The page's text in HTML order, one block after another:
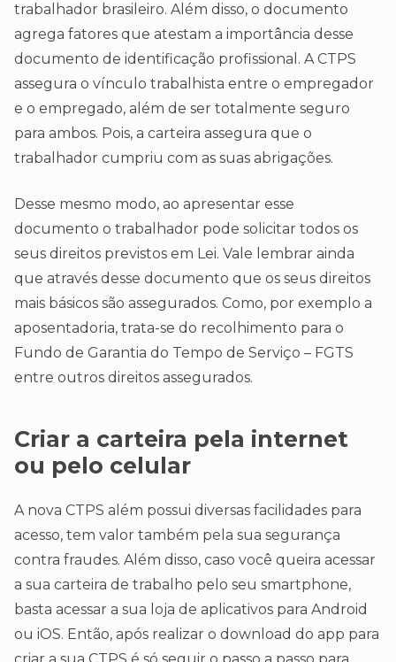
trabalhador brasileiro. Além disso, o documento
agrega fatores que atestam a importância desse
documento de identificação profissional. A CTPS
assegura o vínculo trabalhista entre o empregador
e o empregado, além de ser totalmente seguro
para ambos. Pois, a carteira assegura que o
trabalhador cumpriu com as suas abrigações.
Desse mesmo modo, ao apresentar esse
documento o trabalhador pode solicitar todos os
seus direitos previstos em Lei. Vale lembrar ainda
que através desse documento que os seus direitos
mais básicos são assegurados. Como, por exemplo a
aposentadoria, trata-se do recolhimento para o
Fundo de Garantia do Tempo de Serviço – FGTS
entre outros direitos assegurados.
Criar a carteira pela internet
ou pelo celular
A nova CTPS além possui diversas facilidades para
acesso, tem valor também pela sua segurança
contra fraudes. Além disso, caso você queira acessar
a sua carteira de trabalho pelo seu smartphone,
basta acessar a sua loja de aplicativos para Android
ou iOS. Então, após realizar o download do app para